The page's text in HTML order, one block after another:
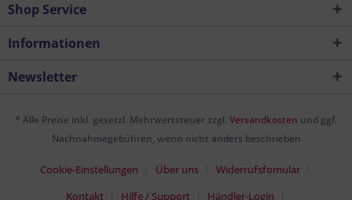
Shop Service
Informationen
Newsletter
* Alle Preise inkl. gesetzl. Mehrwertsteuer zzgl. Versandkosten und ggf.
Nachnahmegebühren, wenn nicht anders beschrieben
Cookie-Einstellungen Über uns
Widerrufsfomular
Kontakt
Hilfe / Support Händler-Login